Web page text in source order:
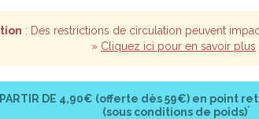
: Des restrictions de circulation peuvent
» Cliquez ici pour en savoir plus
DE 4,90€ (offerte dès 59€) en point
(sous conditions de poids)*